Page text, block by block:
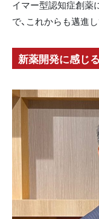
イマー型認知症創薬
で、これからも邁進
新薬開発に感じる